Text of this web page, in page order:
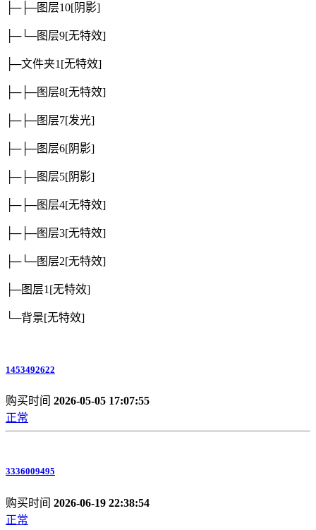
├─├─图层10[阴影]
├─└─图层9[无特效]
├─文件夹1 [无特效]
├─├─图层8[无特效]
├─├─图层7[发光]
├─├─图层6[阴影]
├─├─图层5[阴影]
├─├─图层4[无特效]
├─├─图层3[无特效]
├─└─图层2[无特效]
├─图层1 [无特效]
└─背景[无特效]
1453492622
购买时间 2026-05-05 17:07:55
正常
3336009495
购买时间 2026-06-19 22:38:54
正常